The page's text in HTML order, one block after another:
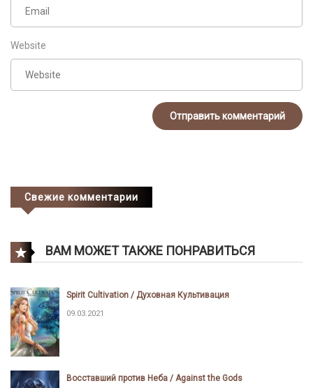
Website
Свежие комментарии
ВАМ МОЖЕТ ТАКЖЕ ПОНРАВИТЬСЯ
Spirit Cultivation / Духовная Культивация
09.03.2021
Восставший против Неба / Against the Gods